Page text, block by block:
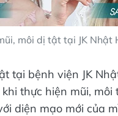
môi dị tật tại JK Nhật
tại bệnh viện JK
thực hiện mũi, môi
diện mạo mới của